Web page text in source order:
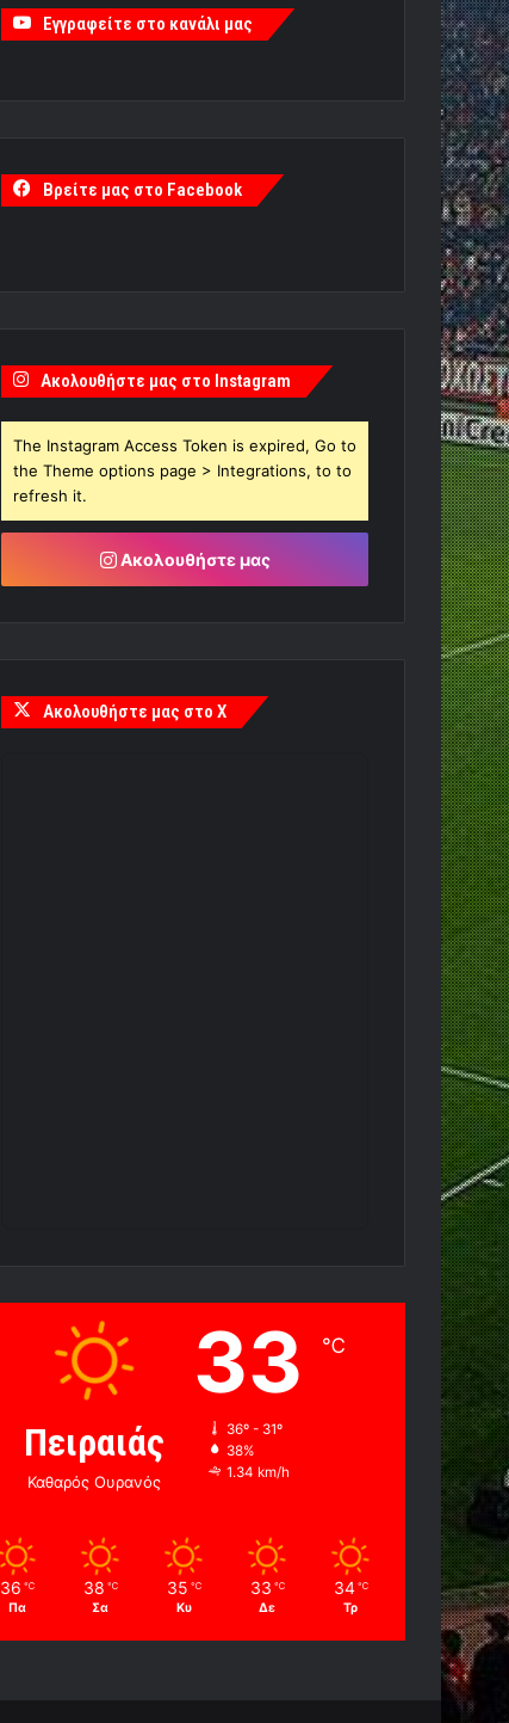
Εγγραφείτε στο κανάλι μας
Βρείτε μας στο Facebook
Ακολουθήστε μας στο Instagram
The Instagram Access Token is expired, Go to
the Theme options page > Integrations, to to
refresh it.
Ακολουθήστε μας
Ακολουθήστε μας στο X
Πειραιάς
Καθαρός Ουρανός
33 ℃
36º - 31º
38%
1.34 km/h
36 ℃
Πα
38 ℃
Σα
35 ℃
Κυ
33 ℃
Δε
34 ℃
Τρ